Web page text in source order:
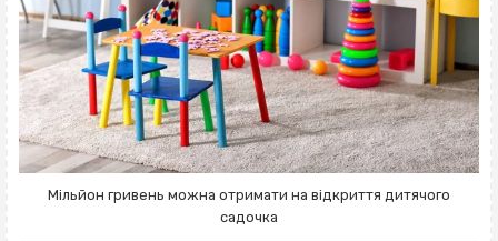
Мільйон гривень можна отримати на відкриття дитячого
садочка